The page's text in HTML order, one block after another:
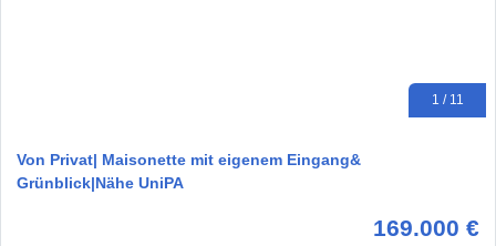
1 / 11
Von Privat| Maisonette mit eigenem Eingang&
Grünblick|Nähe UniPA
169.000 €